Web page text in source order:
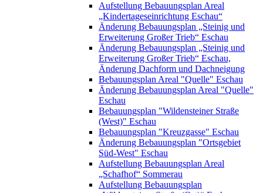
Aufstellung Bebauungsplan Areal
„Kindertageseinrichtung Eschau“
Änderung Bebauungsplan „Steinig und
Erweiterung Großer Trieb“ Eschau
Änderung Bebauungsplan „Steinig und
Erweiterung Großer Trieb“ Eschau,
Änderung Dachform und Dachneigung
Bebauungsplan Areal "Quelle" Eschau
Änderung Bebauungsplan Areal "Quelle"
Eschau
Bebauungsplan "Wildensteiner Straße
(West)" Eschau
Bebauungsplan "Kreuzgasse" Eschau
Änderung Bebauungsplan "Ortsgebiet
Süd-West" Eschau
Aufstellung Bebauungsplan Areal
„Schafhof“ Sommerau
Aufstellung Bebauungsplan